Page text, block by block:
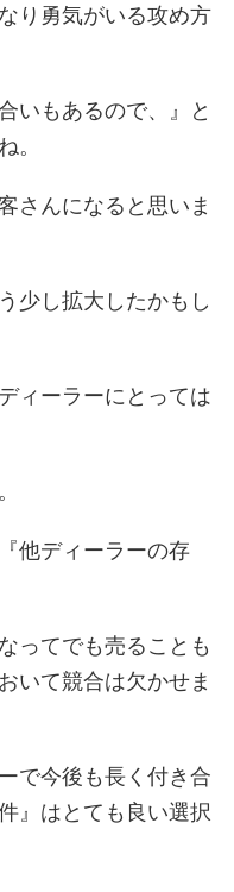
り勇気がいる攻め方
いもあるので、』と
。
さんになると思いま
少し拡大したかもし
ィーラーにとっては
他ディーラーの存
ってでも売ることも
いて競合は欠かせま
で今後も長く付き合
』はとても良い選択